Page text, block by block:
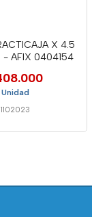
X 4.5
- AFIX 0404154
Unidad
1102023